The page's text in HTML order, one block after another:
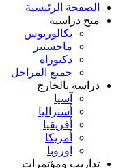
الصفحة الرئيسية
منح دراسية
بكالوريوس
ماجستير
دكتوراه
جميع المراحل
دراسة بالخارج
آسيا
أستراليا
أفريقيا
أمريكا
اوروبا
تداريب ومؤتمرات